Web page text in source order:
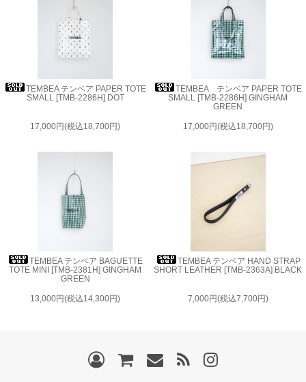
TEMBEA テンベア PAPER TOTE
SMALL [TMB-2286H] DOT
17,000円(税込18,700円)
TEMBEA テンベア PAPER TOTE
SMALL [TMB-2286H] GINGHAM
GREEN
17,000円(税込18,700円)
TEMBEA テンベア BAGUETTE
TOTE MINI [TMB-2381H] GINGHAM
GREEN
13,000円(税込14,300円)
TEMBEA テンベア HAND STRAP
SHORT LEATHER [TMB-2363A] BLACK
7,000円(税込7,700円)